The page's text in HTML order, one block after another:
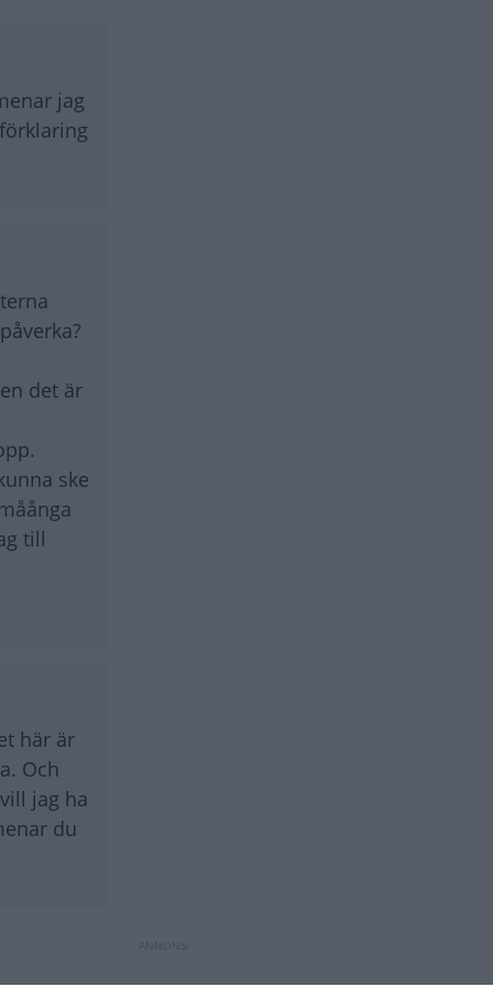
jag
det är
ske
till
här är
Och
jag ha
du